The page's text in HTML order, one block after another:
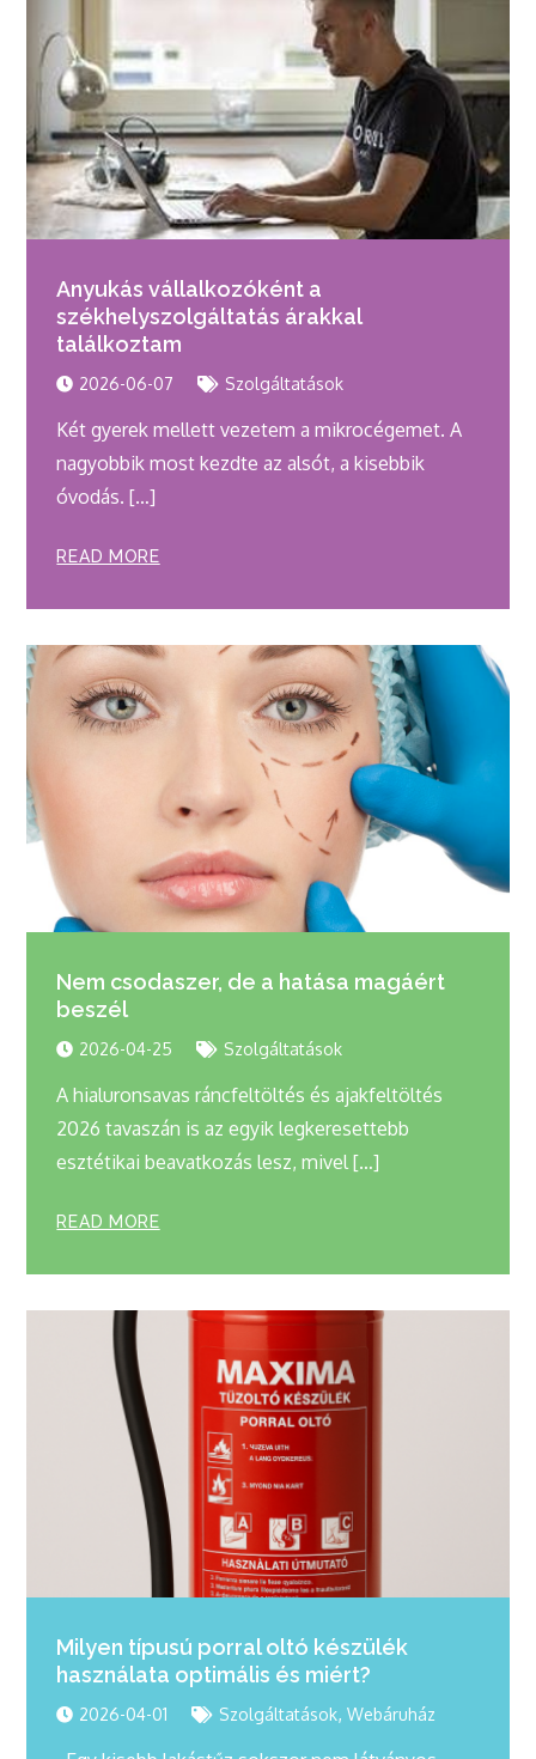
Anyukás vállalkozóként a
székhelyszolgáltatás árakkal
találkoztam
2026-06-07 Szolgáltatások
Két gyerek mellett vezetem a mikrocégemet. A
nagyobbik most kezdte az alsót, a kisebbik
óvodás. […]
READ MORE
Nem csodaszer, de a hatása magáért
beszél
2026-04-25 Szolgáltatások
A hialuronsavas ráncfeltöltés és ajakfeltöltés
2026 tavaszán is az egyik legkeresettebb
esztétikai beavatkozás lesz, mivel […]
READ MORE
Milyen típusú porral oltó készülék
használata optimális és miért?
2026-04-01 Szolgáltatások,Webáruház